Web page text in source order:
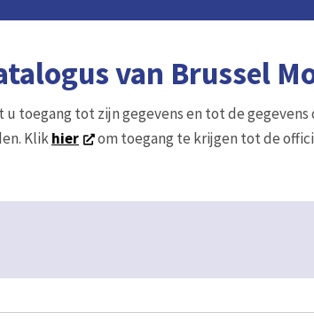
van Brussel
toegang tot zijn gegevens en tot de
Klikhier om toegang te krijgen tot de